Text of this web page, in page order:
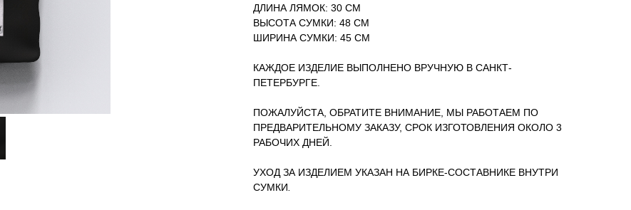
ДЛИНА ЛЯМОК: 30 CM
ВЫСОТА СУМКИ: 48 СМ
ШИРИНА СУМКИ: 45 СМ
КАЖДОЕ ИЗДЕЛИЕ ВЫПОЛНЕНО ВРУЧНУЮ В САНКТ-
ПЕТЕРБУРГЕ.
ПОЖАЛУЙСТА, ОБРАТИТЕ ВНИМАНИЕ, МЫ РАБОТАЕМ ПО
ПРЕДВАРИТЕЛЬНОМУ ЗАКАЗУ, СРОК ИЗГОТОВЛЕНИЯ ОКОЛО 3
РАБОЧИХ ДНЕЙ.
УХОД ЗА ИЗДЕЛИЕМ УКАЗАН НА БИРКЕ-СОСТАВНИКЕ ВНУТРИ
СУМКИ.